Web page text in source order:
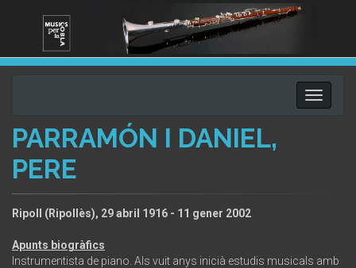
Toggle
PARRAMÓN I DANIEL,
PERE
Ripoll (Ripollès), 29 abril 1916 - 11 gener 2002
Apunts biogràfics
Instrumentista de piano. Als vuit anys inicià estudis musicals amb